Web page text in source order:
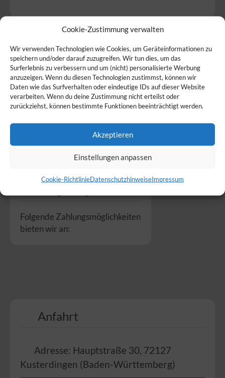
Cookie-Zustimmung verwalten
Wir verwenden Technologien wie Cookies, um Geräteinformationen zu
speichern und/oder darauf zuzugreifen. Wir tun dies, um das
Surferlebnis zu verbessern und um (nicht) personalisierte Werbung
anzuzeigen. Wenn du diesen Technologien zustimmst, können wir
Daten wie das Surfverhalten oder eindeutige IDs auf dieser Website
verarbeiten. Wenn du deine Zustimmung nicht erteilst oder
zurückziehst, können bestimmte Funktionen beeinträchtigt werden.
Akzeptieren
Einstellungen anpassen
Cookie-RichtlinieDatenschutzhinweiseImpressum
Produkte
Wir bieten folgende
Produkte an:
Eier,Fleisch,
Wurstwaren
Service
So bieten wir unsere
Produkte an:
Folgende Zahlungsmöglichkeiten
bieten wir an:
Anfahrt
Adresse: Hauptstraße 30, 72127
Kusterdingen (Baden-Württemberg)